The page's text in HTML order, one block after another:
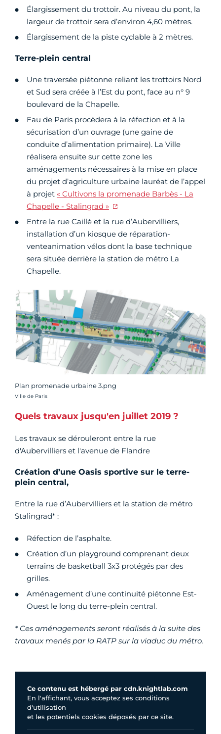
Élargissement du trottoir. Au niveau du pont, la
largeur de trottoir sera d’environ 4,60 mètres.
Élargissement de la piste cyclable à 2 mètres.
Terre-plein central
Une traversée piétonne reliant les trottoirs Nord
et Sud sera créée à l’Est du pont, face au n° 9
boulevard de la Chapelle.
Eau de Paris procèdera à la réfection et à la
sécurisation d’un ouvrage (une gaine de
conduite d’alimentation primaire). La Ville
réalisera ensuite sur cette zone les
aménagements nécessaires à la mise en place
du projet d’agriculture urbaine lauréat de l’appel
à projet « Cultivons la promenade Barbès - La
Chapelle - Stalingrad »
Entre la rue Caillé et la rue d’Aubervilliers,
installation d’un kiosque de réparation-
venteanimation vélos dont la base technique
sera située derrière la station de métro La
Chapelle.
Plan promenade urbaine 3.png
Crédit photo :
Ville de Paris
Quels travaux jusqu'en juillet 2019 ?
Les travaux se dérouleront entre la rue
d'Aubervilliers et l'avenue de Flandre
Création d’une Oasis sportive sur le terre-
plein central,
Entre la rue d’Aubervilliers et la station de métro
Stalingrad* :
Réfection de l’asphalte.
Création d’un playground comprenant deux
terrains de basketball 3x3 protégés par des
grilles.
Aménagement d’une continuité piétonne Est-
Ouest le long du terre-plein central.
* Ces aménagements seront réalisés à la suite des
travaux menés par la RATP sur la viaduc du métro.
Ce contenu est hébergé par cdn.knightlab.com
En l'affichant, vous acceptez ses conditions
d'utilisation
et les potentiels cookies déposés par ce site.